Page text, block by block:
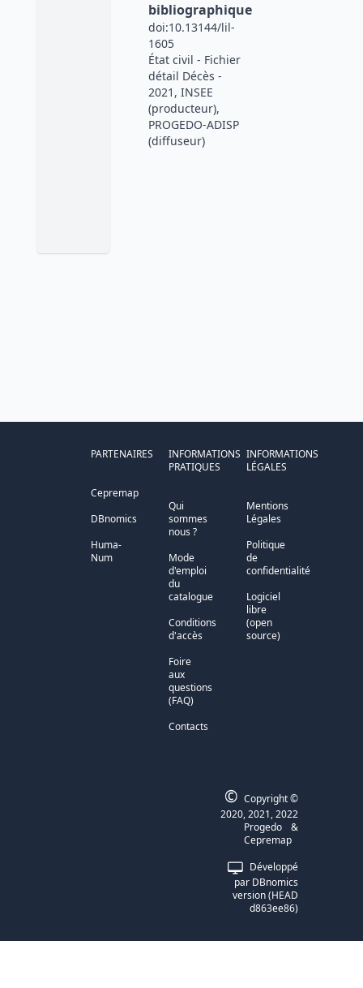
bibliographique
doi:10.13144/lil-
1605
État civil - Fichier
détail Décès -
2021, INSEE
(producteur),
PROGEDO-ADISP
(diffuseur)
PARTENAIRES
Cepremap
DBnomics
Huma-
Num
INFORMATIONS
PRATIQUES
Qui
sommes
nous ?
Mode
d'emploi
du
catalogue
Conditions
d'accès
Foire
aux
questions
(FAQ)
Contacts
INFORMATIONS
LÉGALES
Mentions
Légales
Politique
de
confidentialité
Logiciel
libre
(open
source)
Développé
par DBnomics
version(HEAD
d863ee86)
© Copyright ©
2020, 2021, 2022
Progedo
&
Cepremap